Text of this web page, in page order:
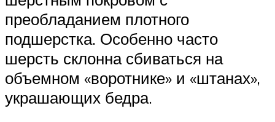
преобладанием плотного
подшерстка. Особенно часто
шерсть склонна сбиваться на
объемном «воротнике» и «штанах»,
украшающих бедра.